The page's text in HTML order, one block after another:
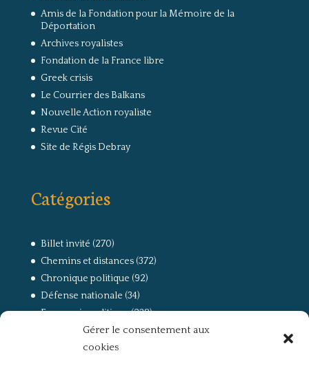
Gérer le consentement aux
cookies
Amis de la Fondation pour la Mémoire de la
Déportation
Archives royalistes
Fondation de la France libre
Greek crisis
Le Courrier des Balkans
Nouvelle Action royaliste
Revue Cité
Site de Régis Debray
Catégories
Billet invité (270)
Chemins et distances(372)
Chronique politique (92)
Défense nationale (34)
Economie politique(238)
(168)
La guerre, la Résistance et la Déportation